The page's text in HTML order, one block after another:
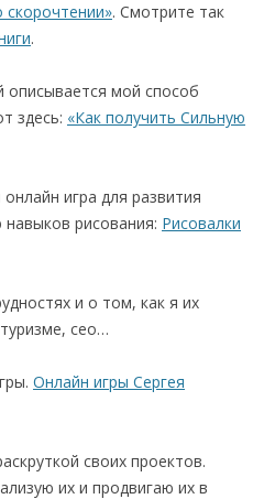
скорочтении». Смотрите так
.
описывается мой способ
здесь: «Как получить Сильную
игра для развития
рисования: Рисовалки
и о том, как я их
сео…
Онлайн игры Сергея
своих проектов.
их и продвигаю их в